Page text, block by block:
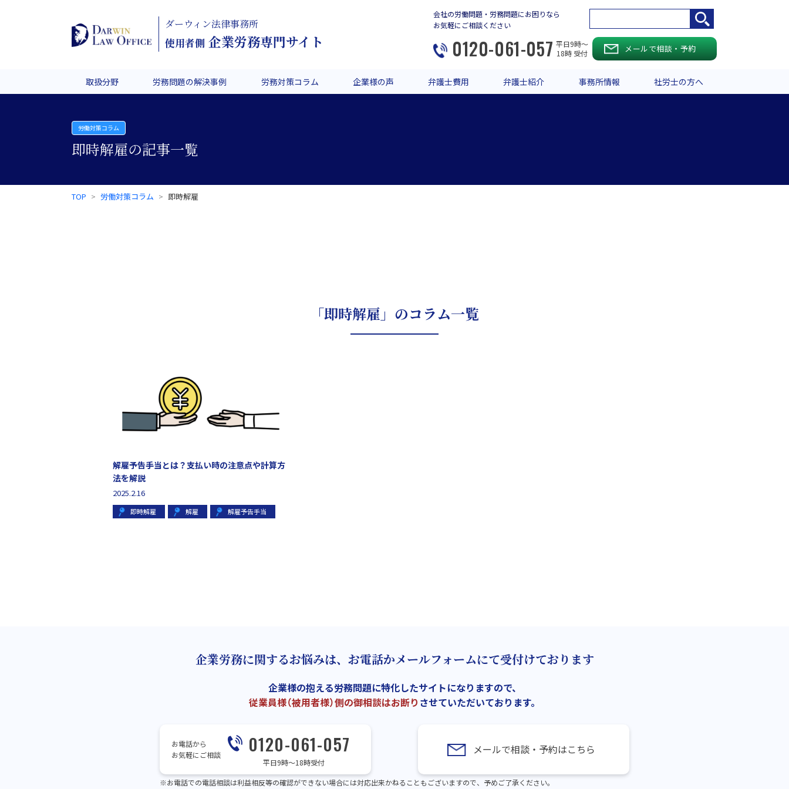
ダーウィン法律事務所
使用者側 企業労務専門サイト
会社の労働問題・労務問題にお困りなら
お気軽にご相談ください
0120-061-057 平日9時〜
18時 受付
メールで相談・予約
取扱分野 労務問題の解決事例 労務対策コラム 企業様の声 弁護士費用 弁護士紹介 事務所情報 社労士の方へ
労働対策コラム
即時解雇の記事一覧
TOP 労働対策コラム 即時解雇
「即時解雇」のコラム一覧
解雇予告手当とは？支払い時の注意点や計算方
法を解説
2025.2.16
即時解雇 解雇 解雇予告手当
企業労務に関するお悩みは、お電話かメールフォームにて受付けております
企業様の抱える労務問題に特化したサイトになりますので、
従業員様（被用者様）側の御相談はお断り させていただいております。
お電話から
お気軽にご相談
0120-061-057
平日9時～18時受付
メールで相談・予約はこちら
※お電話での電話相談は利益相反等の確認ができない場合には対応出来かねることもございますので、予めご了承ください。